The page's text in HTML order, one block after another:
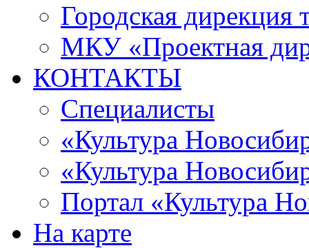
Городская дирекция
МКУ «Проектная
КОНТАКТЫ
Специалисты
«Культура
«Культура
Портал «Культура
На карте